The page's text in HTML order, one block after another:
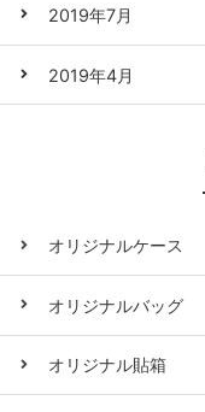
2019年7月
2019年4月
オリジナルケース
オリジナルバッグ
オリジナル貼箱